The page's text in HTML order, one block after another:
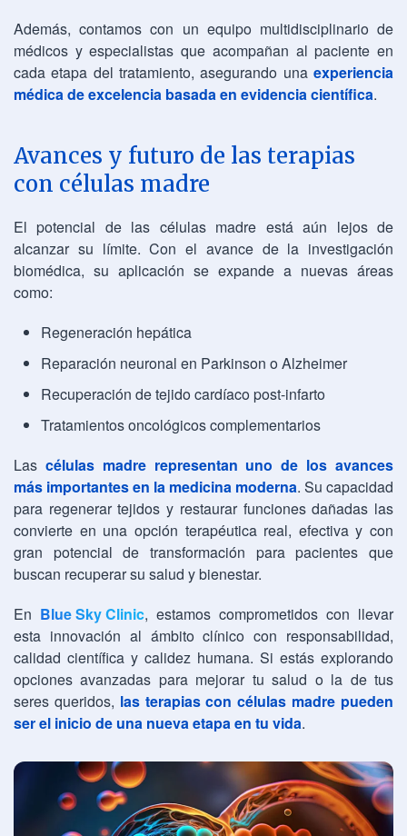
Además, contamos con un equipo multidisciplinario de
médicos y especialistas que acompañan al paciente en
cada etapa del tratamiento, asegurando una experiencia
médica de excelencia basada en evidencia científica.
Avances y futuro de las terapias
con células madre
El potencial de las células madre está aún lejos de
alcanzar su límite. Con el avance de la investigación
biomédica, su aplicación se expande a nuevas áreas
como:
Regeneración hepática
Reparación neuronal en Parkinson o Alzheimer
Recuperación de tejido cardíaco post-infarto
Tratamientos oncológicos complementarios
Las células madre representan uno de los avances
más importantes en la medicina moderna. Su capacidad
para regenerar tejidos y restaurar funciones dañadas las
convierte en una opción terapéutica real, efectiva y con
gran potencial de transformación para pacientes que
buscan recuperar su salud y bienestar.
En Blue Sky Clinic, estamos comprometidos con llevar
esta innovación al ámbito clínico con responsabilidad,
calidad científica y calidez humana. Si estás explorando
opciones avanzadas para mejorar tu salud o la de tus
seres queridos, las terapias con células madre pueden
ser el inicio de una nueva etapa en tu vida.